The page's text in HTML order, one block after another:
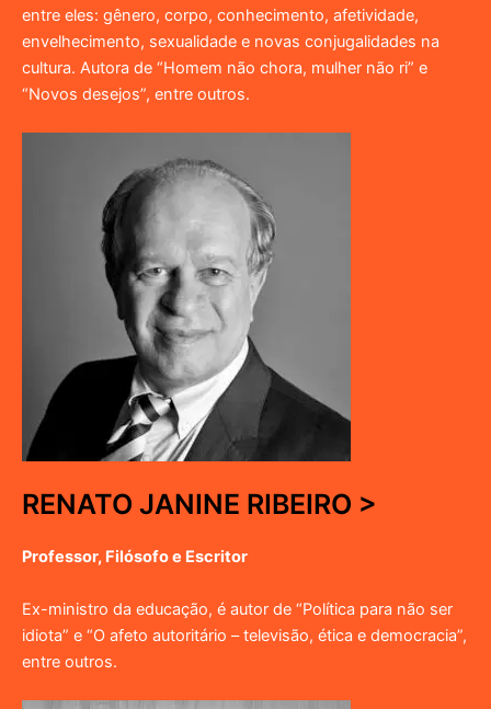
entre eles: gênero, corpo, conhecimento, afetividade,
envelhecimento, sexualidade e novas conjugalidades na
cultura. Autora de “Homem não chora, mulher não ri” e
“Novos desejos”, entre outros.
RENATO JANINE RIBEIRO >
Professor, Filósofo e Escritor
Ex-ministro da educação, é autor de “Política para não ser
idiota” e “O afeto autoritário – televisão, ética e democracia”,
entre outros.